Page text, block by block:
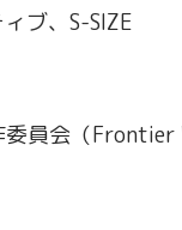
ブ、S-SIZE
員会（